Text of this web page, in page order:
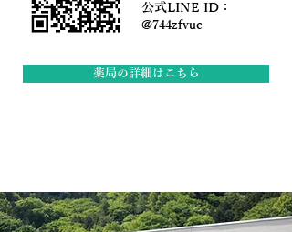
公式LINE ID：
@744zfvuc
薬局の詳細はこちら